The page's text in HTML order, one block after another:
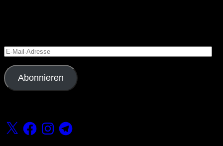
E-
Mail-
Adresse
Abonnieren
X FacebookInstagramTelegram